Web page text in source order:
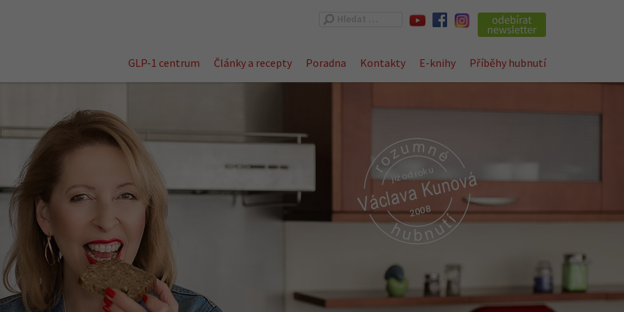
Vyhledávání
GLP-1 centrum Články a recepty Poradna Kontakty E-knihy Příběhy hubnutí